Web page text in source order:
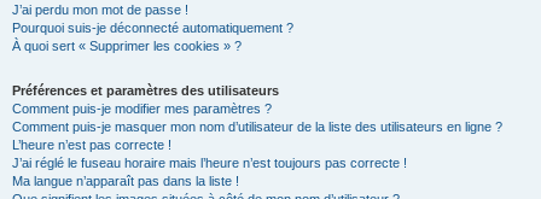
J’ai perdu mon mot de passe !
Pourquoi suis-je déconnecté automatiquement ?
À quoi sert « Supprimer les cookies » ?
Préférences et paramètres des utilisateurs
Comment puis-je modifier mes paramètres ?
Comment puis-je masquer mon nom d’utilisateur de la liste des utilisateurs en ligne ?
L’heure n’est pas correcte !
J’ai réglé le fuseau horaire mais l’heure n’est toujours pas correcte !
Ma langue n’apparaît pas dans la liste !